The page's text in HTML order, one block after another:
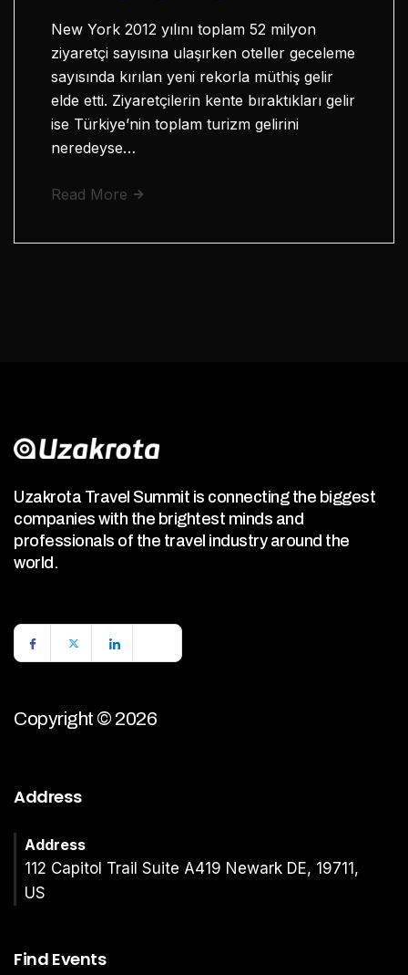
New York 2012 yılını toplam 52 milyon
ziyaretçi sayısına ulaşırken oteller geceleme
sayısında kırılan yeni rekorla müthiş gelir
elde etti. Ziyaretçilerin kente bıraktıkları gelir
ise Türkiye’nin toplam turizm gelirini
neredeyse…
Read More
Uzakrota Travel Summit is connecting the biggest
companies with the brightest minds and
professionals of the travel industry around the
world.
Copyright © 2026
Address
Address
112 Capitol Trail Suite A419 Newark DE, 19711,
US
Find Events